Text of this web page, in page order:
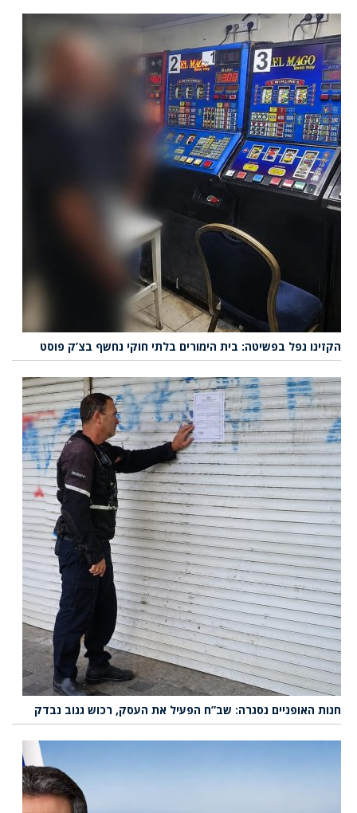
הקזינו נפל בפשיטה: בית הימורים בלתי חוקי נחשף בצ’ק פוסט
חנות האופניים נסגרה: שב”ח הפעיל את העסק, רכוש גנוב נבדק